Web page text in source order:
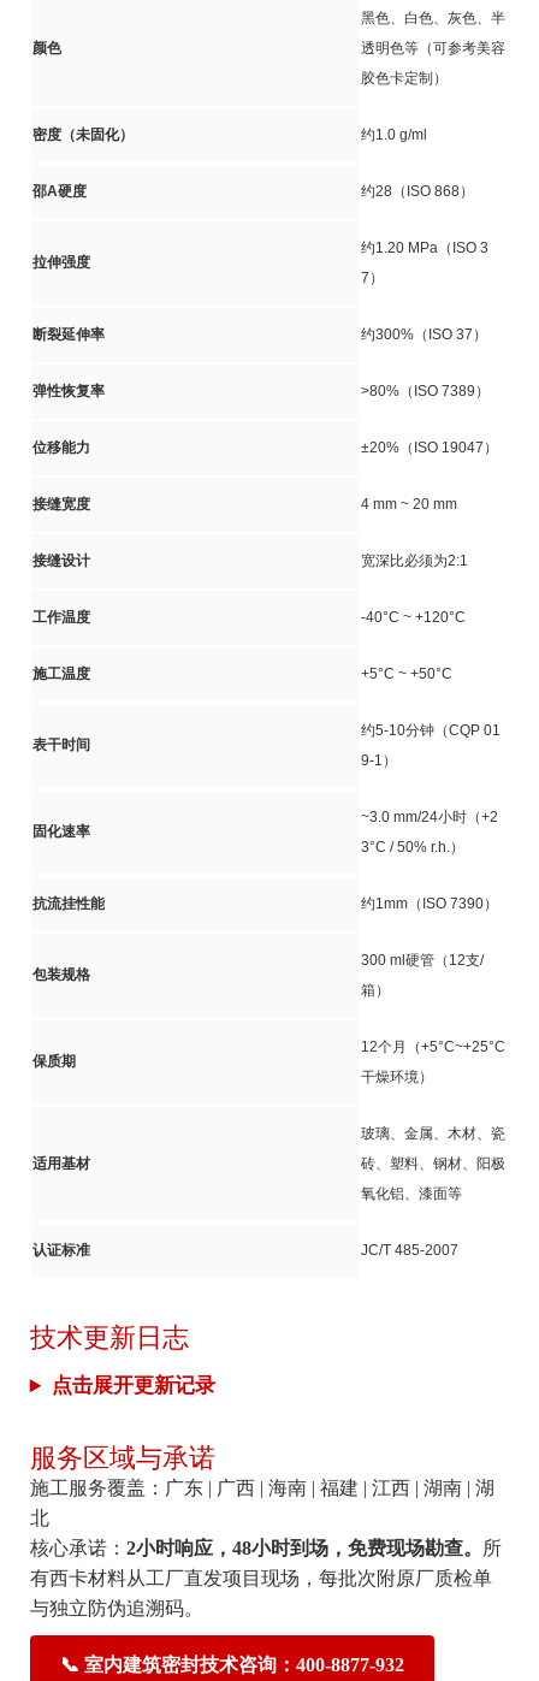
颜色
黑色、白色、灰色、半
透明色等（可参考美容
胶色卡定制）
密度（未固化） 约1.0 g/ml
邵A硬度 约28（ISO 868）
拉伸强度
约1.20 MPa（ISO 3
7）
断裂延伸率 约300%（ISO 37）
弹性恢复率 >80%（ISO 7389）
位移能力 ±20%（ISO 19047）
接缝宽度 4 mm ~ 20 mm
接缝设计 宽深比必须为2:1
工作温度 -40°C ~ +120°C
施工温度 +5°C ~ +50°C
表干时间
约5-10分钟（CQP 01
9-1）
固化速率
~3.0 mm/24小时（+2
3°C / 50% r.h.）
抗流挂性能 约1mm（ISO 7390）
包装规格
300 ml硬管（12支/
箱）
保质期
12个月（+5°C~+25°C
干燥环境）
适用基材
玻璃、金属、木材、瓷
砖、塑料、钢材、阳极
氧化铝、漆面等
认证标准 JC/T 485-2007
技术更新日志
点击展开更新记录
服务区域与承诺
施工服务覆盖：广东 | 广西 | 海南 | 福建 | 江西 | 湖南 | 湖
北
核心承诺： 2小时响应，48小时到场，免费现场勘查。
所
有西卡材料从工厂直发项目现场，每批次附原厂质检单
与独立防伪追溯码。
📞 室内建筑密封技术咨询：400-8877-932